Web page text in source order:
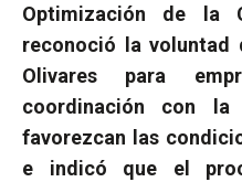
Optimización de la
reconoció la voluntad
Olivares para
coordinación con la
favorezcan las
e indicó que el